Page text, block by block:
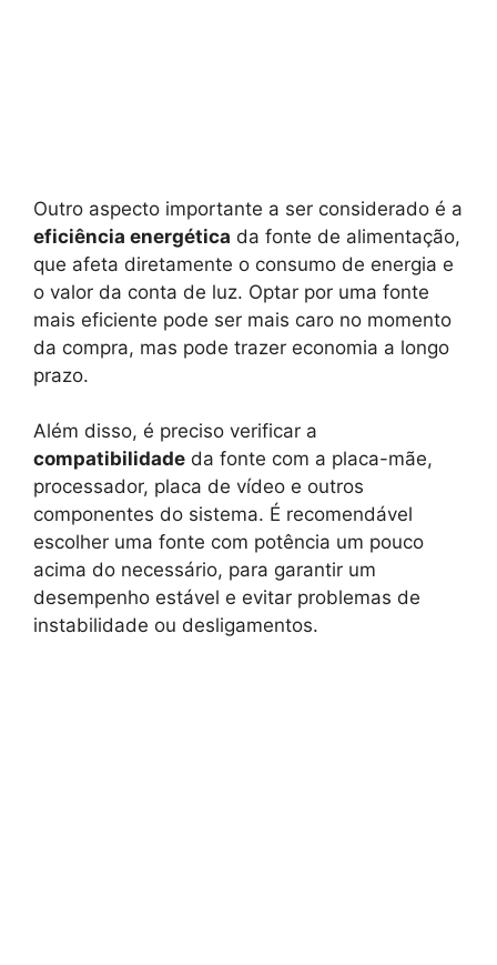
Outro aspecto importante a ser considerado é a
eficiência energética da fonte de alimentação,
que afeta diretamente o consumo de energia e
o valor da conta de luz. Optar por uma fonte
mais eficiente pode ser mais caro no momento
da compra, mas pode trazer economia a longo
prazo.
Além disso, é preciso verificar a
compatibilidade da fonte com a placa-mãe,
processador, placa de vídeo e outros
componentes do sistema. É recomendável
escolher uma fonte com potência um pouco
acima do necessário, para garantir um
desempenho estável e evitar problemas de
instabilidade ou desligamentos.